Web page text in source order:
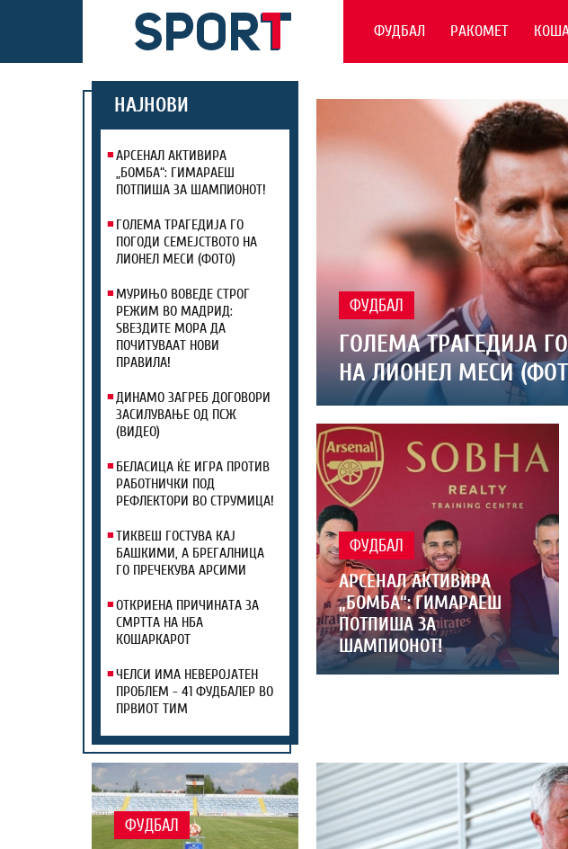
ФУДБАЛ РАКОМЕТ
НАЈНОВИ
АРСЕНАЛ АКТИВИРА
„БОМБА“: ГИМАРАЕШ
ПОТПИША ЗА ШАМПИОНОТ!
ГОЛЕМА ТРАГЕДИЈА ГО
ПОГОДИ СЕМЕЈСТВОТО НА
ЛИОНЕЛ МЕСИ (ФОТО)
МУРИЊО ВОВЕДЕ СТРОГ
РЕЖИМ ВО МАДРИД:
ЅВЕЗДИТЕ МОРА ДА
ПОЧИТУВААТ НОВИ
ПРАВИЛА!
ДИНАМО ЗАГРЕБ ДОГОВОРИ
ЗАСИЛУВАЊЕ ОД ПСЖ
(ВИДЕО)
БЕЛАСИЦА ЌЕ ИГРА ПРОТИВ
РАБОТНИЧКИ ПОД
РЕФЛЕКТОРИ ВО СТРУМИЦА!
ТИКВЕШ ГОСТУВА КАЈ
БАШКИМИ, А БРЕГАЛНИЦА
ГО ПРЕЧЕКУВА АРСИМИ
ОТКРИЕНА ПРИЧИНАТА ЗА
СМРТТА НА НБА
КОШАРКАРОТ
ЧЕЛСИ ИМА НЕВЕРОЈАТЕН
ПРОБЛЕМ - 41 ФУДБАЛЕР ВО
ПРВИОТ ТИМ
ФУДБАЛ
ГОЛЕМА ТРАГЕДИЈА
НА ЛИОНЕЛ МЕСИ
ФУДБАЛ
АРСЕНАЛ АКТИВИРА
„БОМБА“: ГИМАРАЕШ
ПОТПИША ЗА
ШАМПИОНОТ!
ФУДБАЛ